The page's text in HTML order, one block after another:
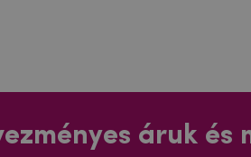
áruk és